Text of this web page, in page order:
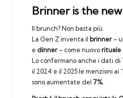
Brinner is the
Il brunch? Non basta più.
La Gen Z inventa il brinner–
e dinner– come nuovorituale
Lo confermano anche i dati di
il 2024 e il 2025 le menzioni ai
sono aumentate del 7%.